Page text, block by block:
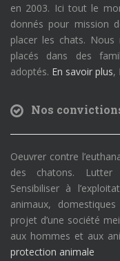
en 2003. Ici tout le
donnés pour mission
placer les chats.
placés dans des
adoptés. En savoir plus,
Nos
Oeuvrer contre
des chatons. Lutter
Sensibiliser à
animaux,
projet d’une société
aux hommes et aux
protection animale